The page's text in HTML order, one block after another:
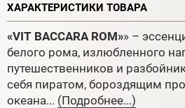
ХАРАКТЕРИСТИКИ ТОВАРА
«VIT BACCARA ROM»» –
белого рома, излюбленного
путешественников и
себя пиратом, бороздящим
океана... (Подробнее...)